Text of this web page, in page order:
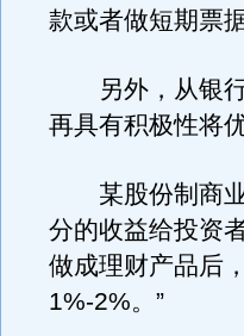
款或者做短期票
另外，从银行
再具有积极性将
某股份制商业
分的收益给投资
做成理财产品后
1%-2%。”